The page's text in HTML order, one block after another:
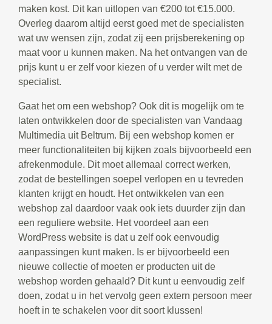
maken kost. Dit kan uitlopen van €200 tot €15.000.
Overleg daarom altijd eerst goed met de specialisten
wat uw wensen zijn, zodat zij een prijsberekening op
maat voor u kunnen maken. Na het ontvangen van de
prijs kunt u er zelf voor kiezen of u verder wilt met de
specialist.
Gaat het om een webshop? Ook dit is mogelijk om te
laten ontwikkelen door de specialisten van Vandaag
Multimedia uit Beltrum. Bij een webshop komen er
meer functionaliteiten bij kijken zoals bijvoorbeeld een
afrekenmodule. Dit moet allemaal correct werken,
zodat de bestellingen soepel verlopen en u tevreden
klanten krijgt en houdt. Het ontwikkelen van een
webshop zal daardoor vaak ook iets duurder zijn dan
een reguliere website. Het voordeel aan een
WordPress website is dat u zelf ook eenvoudig
aanpassingen kunt maken. Is er bijvoorbeeld een
nieuwe collectie of moeten er producten uit de
webshop worden gehaald? Dit kunt u eenvoudig zelf
doen, zodat u in het vervolg geen extern persoon meer
hoeft in te schakelen voor dit soort klussen!